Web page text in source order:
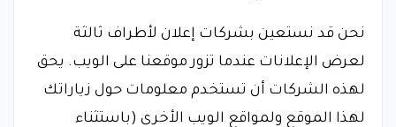
نحن قد نستعين بشركات إعلان لأطراف ثالثة
لعرض الإعلانات عندما تزور موقعنا على الويب. يحق
لهذه الشركات أن تستخدم معلومات حول زياراتك
لهذا الموقع ولمواقع الويب الأخرى (باستثناء